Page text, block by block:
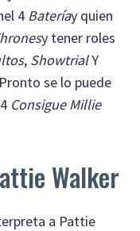
4 Bateríay quien
y tener roles
, ShowtrialY
se lo puede
Consigue Millie
Walker
a Pattie